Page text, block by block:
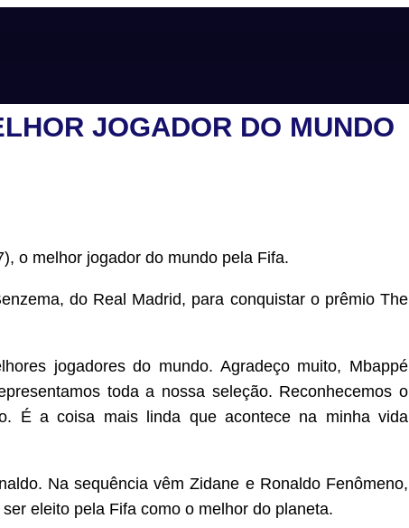
JOGADOR DO MUNDO
o melhor jogador do mundo pela Fifa.
do Real Madrid, para conquistar o prêmio The
jogadores do mundo. Agradeço muito, Mbappé
toda a nossa seleção. Reconhecemos o
É a coisa mais linda que acontece na minha vida
Na sequência vêm Zidane e Ronaldo Fenômeno,
eleito pela Fifa como o melhor do planeta.